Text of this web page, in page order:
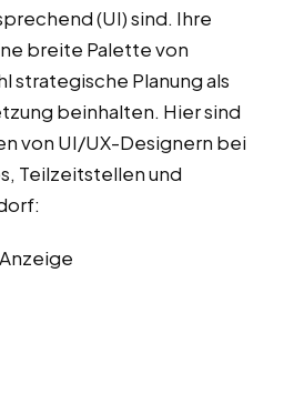
(UI) sind. Ihre
breite Palette von
strategische Planung als
beinhalten. Hier sind
von UI/UX-Designern bei
Teilzeitstellen und
Anzeige